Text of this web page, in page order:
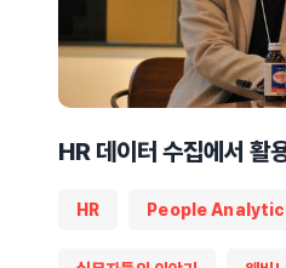
HR 데이터 수집에서 활
HR People